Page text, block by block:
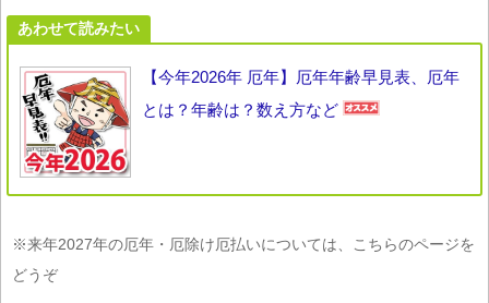
あわせて読みたい
【今年2026年 厄年】厄年年齢早見表、厄年
とは？年齢は？数え方など
※来年2027年の厄年・厄除け厄払いについては、こちらのページを
どうぞ